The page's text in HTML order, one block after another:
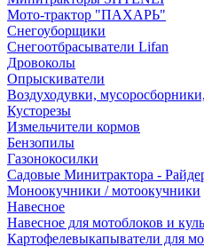
Мото-трактор "ПАХАРЬ"
Снегоуборщики
Снегоотбрасыватели Lifan
Дровоколы
Опрыскиватели
Воздуходувки,
Кусторезы
Измельчители кормов
Бензопилы
Газонокосилки
Садовые Минитрактора -
Моноокучники / мотоокучники
Навесное
Навесное для мотоблоков и
Картофелевыкапыватели для